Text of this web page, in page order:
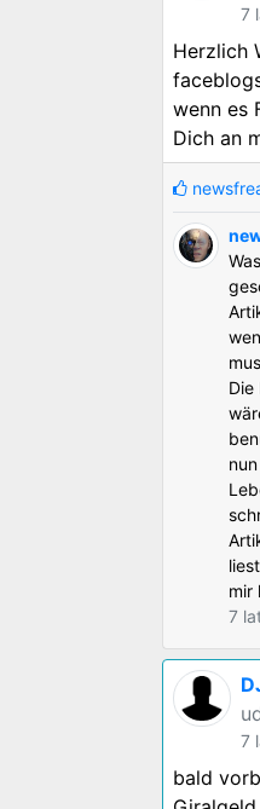
7
Herzlich
wenn es
Dich an
Die
mir
7
7
bald